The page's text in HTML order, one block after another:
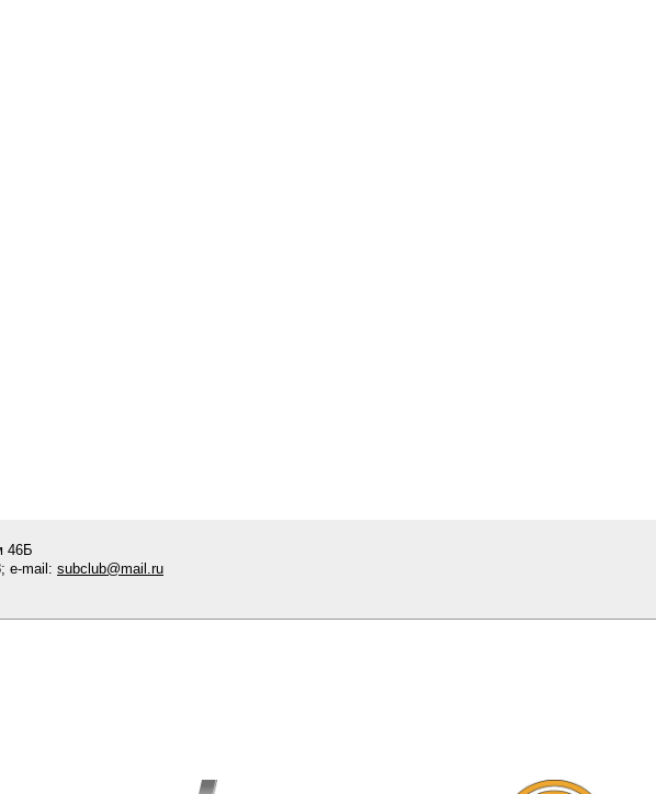
46Б
e-mail: subclub@mail.ru